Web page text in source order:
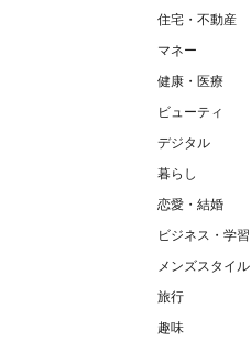
住宅・不動産
マネー
健康・医療
ビューティ
デジタル
暮らし
恋愛・結婚
ビジネス・学習
メンズスタイル
旅行
趣味